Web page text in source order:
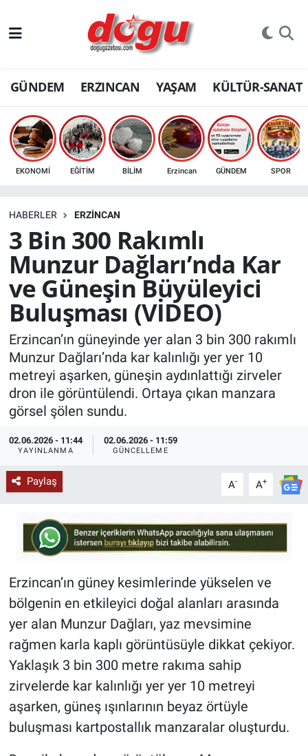
GÜNDEM ERZINCAN YAŞAM KÜLTÜR-SANAT
EKONOMİ EĞİTİM BİLİM Erzincan GÜNDEM SPOR
HABERLER ERZINCAN
3 Bin 300 Rakımlı
Munzur Dağları’nda Kar
ve Güneşin Büyüleyici
Buluşması (VİDEO)
Erzincan’ın güneyinde yer alan 3 bin 300 rakımlı
Munzur Dağları’nda kar kalınlığı yer yer 10
metreyi aşarken, güneşin aydınlattığı zirveler
dron ile görüntülendi. Ortaya çıkan manzara
görsel şölen sundu.
02.06.2026 - 11:44
YAYINLANMA
02.06.2026 - 11:59
GÜNCELLEME
Paylaş A- A+
Erzincan’ın güney kesimlerinde yükselen ve
bölgenin en etkileyici doğal alanları arasında
yer alan Munzur Dağları, yaz mevsimine
rağmen karla kaplı görüntüsüyle dikkat çekiyor.
Yaklaşık 3 bin 300 metre rakıma sahip
zirvelerde kar kalınlığı yer yer 10 metreyi
aşarken, güneş ışınlarının beyaz örtüyle
buluşması kartpostallık manzaralar oluşturdu.
ERZINCAN
GÜNDEM
ERZİNCAN FOTOĞRAFLARI
SAĞLIK
EKONOMİ
Bilim, teknoloji
GENEL
KÜLTÜR-SANAT
Yerel Haber
Politika
SPOR
YAŞAM